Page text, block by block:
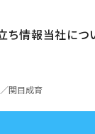
ち情報当社につ
関目成育